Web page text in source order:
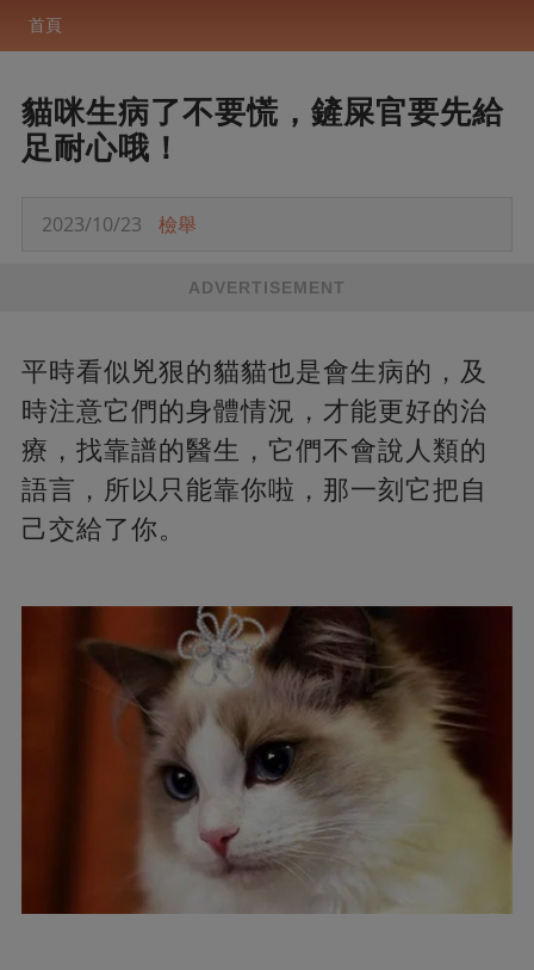
首頁
貓咪生病了不要慌，鏟屎官要先給
足耐心哦！
2023/10/23 檢舉
ADVERTISEMENT
平時看似兇狠的貓貓也是會生病的，及
時注意它們的身體情況，才能更好的治
療，找靠譜的醫生，它們不會說人類的
語言，所以只能靠你啦，那一刻它把自
己交給了你。